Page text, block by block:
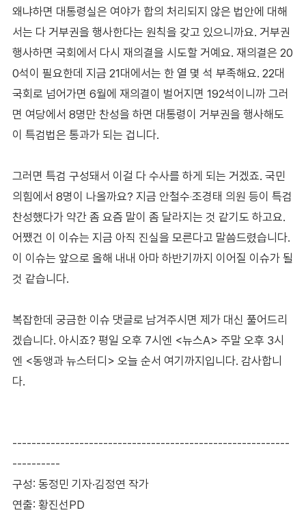
왜냐하면 대통령실은 여야가 합의 처리되지 않은 법안에 대해
서는 다 거부권을 행사한다는 원칙을 갖고 있으니까요. 거부권
행사하면 국회에서 다시 재의결을 시도할 거예요. 재의결은 20
0석이 필요한데 지금 21대에서는 한 열 몇 석 부족해요. 22대
국회로 넘어가면 6월에 재의결이 벌어지면 192석이니까 그러
면 여당에서 8명만 찬성을 하면 대통령이 거부권을 행사해도
이 특검법은 통과가 되는 겁니다.
그러면 특검 구성돼서 이걸 다 수사를 하게 되는 거겠죠. 국민
의힘에서 8명이 나올까요? 지금 안철수‧조경태 의원 등이 특검
찬성했다가 약간 좀 요즘 말이 좀 달라지는 것 같기도 하고요.
어쨌건 이 이슈는 지금 아직 진실을 모른다고 말씀드렸습니다.
이 이슈는 앞으로 올해 내내 아마 하반기까지 이어질 이슈가 될
것 같습니다.
복잡한데 궁금한 이슈 댓글로 남겨주시면 제가 대신 풀어드리
겠습니다. 아시죠? 평일 오후 7시엔 <뉴스A> 주말 오후 3시
엔 <동앵과 뉴스터디> 오늘 순서 여기까지입니다. 감사합니
다.
----------------------------------------------------------
----------
구성: 동정민 기자·김정연 작가
연출: 황진선PD